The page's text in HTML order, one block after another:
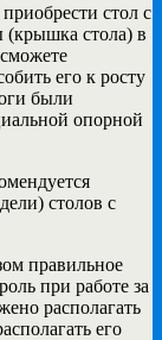
стол с
(крышка стола) в
его к росту
были
опорной
столов с
правильное
при работе за
располагать
его